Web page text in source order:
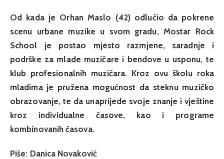
Od kada je Orhan Maslo (42) odlučio da pokrene
scenu urbane muzike u svom gradu, Mostar Rock
School je postao mjesto razmjene, saradnje i
podrške za mlade muzičare i bendove u usponu, te
klub profesionalnih muzičara. Kroz ovu školu roka
mladima je pružena mogućnost da steknu muzičko
obrazovanje, te da unaprijede svoje znanje i vještine
kroz individualne časove, kao i programe
kombinovanih časova.
Piše: Danica Novaković